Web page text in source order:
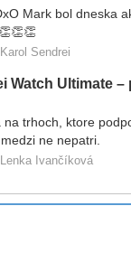
Mark bol dneska
Karol Sendrei
Watch Ultimate –
na trhoch, ktore
ne nepatri.
Lenka Ivančíková